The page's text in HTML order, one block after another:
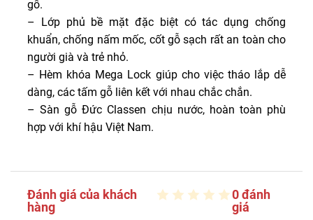
gỗ.
– Lớp phủ bề mặt đặc biệt có tác dụng chống
khuẩn, chống nấm mốc, cốt gỗ sạch rất an toàn cho
người già và trẻ nhỏ.
– Hèm khóa Mega Lock giúp cho việc tháo lắp dễ
dàng, các tấm gỗ liên kết với nhau chắc chắn.
– Sàn gỗ Đức Classen chịu nước, hoàn toàn phù
hợp với khí hậu Việt Nam.
Đánh giá của khách
hàng
0 đánh
giá